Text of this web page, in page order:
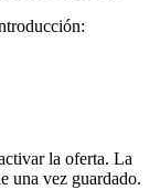
la oferta. La
una vez guardado.